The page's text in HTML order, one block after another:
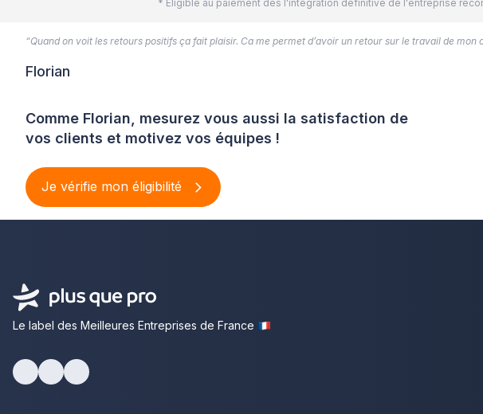
* Eligible au paiement dès l'intégration définitive de l'entreprise
Comme Florian, mesurez vous aussi la satisfaction de
vos clients et motivez vos équipes !
Je vérifie mon éligibilité
“Quand on voit les retours positifs ça fait plaisir. Ca me permet d’avoir un retour sur le travail de
Florian
Le label des Meilleures Entreprises de France